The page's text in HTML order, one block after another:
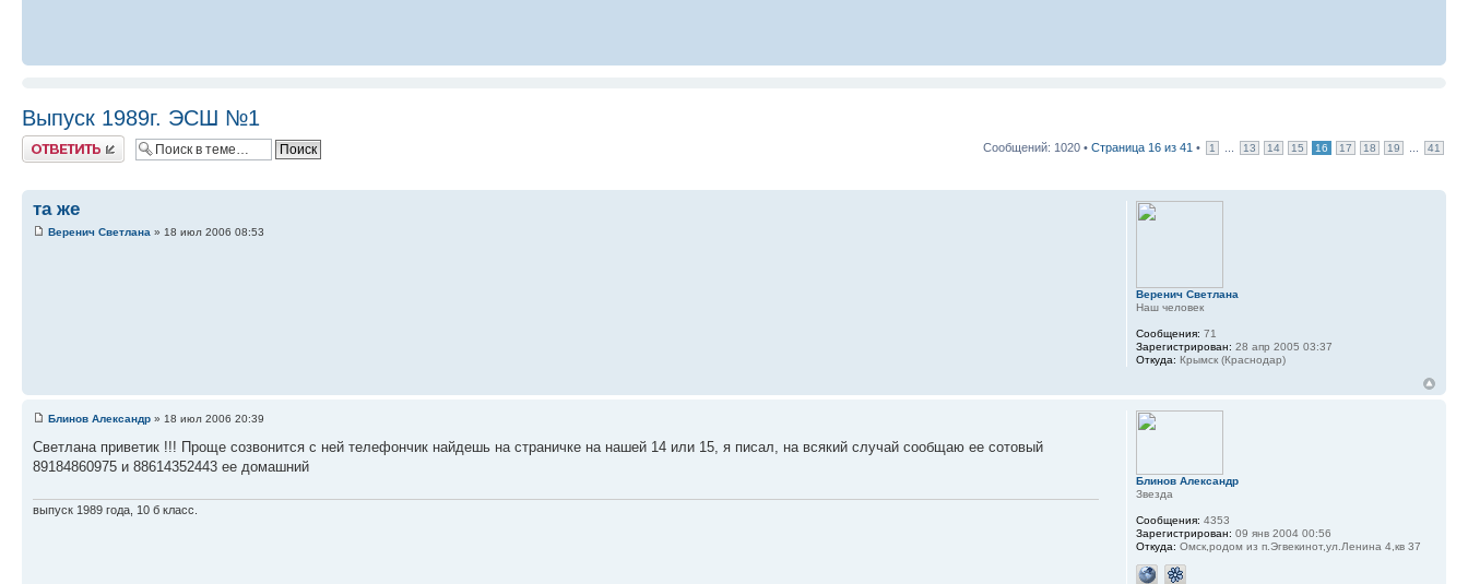
Выпуск 1989г. ЭСШ №1
Ответить Сообщений: 1020 • Страница 16 из 41 • 1 13 14 15 16 17 18 19 41
та же
Веренич Светлана » 18 июл 2006 08:53
Веренич Светлана
Наш человек
Сообщения: 71
Зарегистрирован: 28 апр 2005 03:37
Откуда: Крымск (Краснодар)
Блинов Александр » 18 июл 2006 20:39
Светлана приветик !!! Проще созвонится с ней телефончик найдешь на страничке на нашей 14 или 15, я писал, на всякий случай сообщаю ее сотовый
89184860975 и 88614352443 ее домашний
выпуск 1989 года, 10 б класс.
Блинов Александр
Звезда
Сообщения: 4353
Зарегистрирован: 09 янв 2004 00:56
Откуда: Омск,родом из п.Эгвекинот,ул.Ленина 4,кв 37